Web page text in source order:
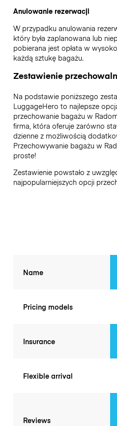
Anulowanie rezerwacji
W przypadku anulowania
który była zaplanowana lub
pobierana jest opłata w
każdą sztukę bagażu.
Zestawienie
Na podstawie poniższego
LuggageHero to najlepsze
przechowanie bagażu w
firma, która oferuje zarówno
dzienne z możliwością
Przechowywanie bagażu w
proste!
Zestawienie powstało z
najpopularniejszych opcji
Name
Pricing models
Insurance
Flexible arrival
Reviews